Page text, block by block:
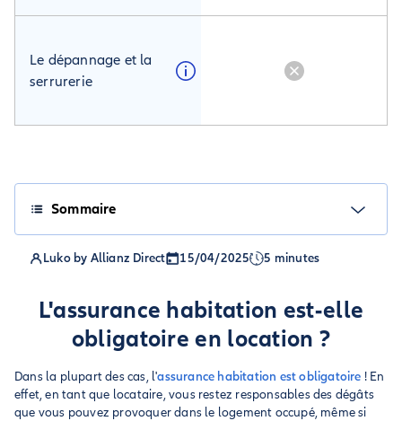
Le dépannage et la
serrurerie
Sommaire
Luko by Allianz Direct 15/04/2025 5 minutes
L'assurance habitation est-elle
obligatoire en location ?
Dans la plupart des cas, l'assurance habitation est obligatoire ! En
effet, en tant que locataire, vous restez responsables des dégâts
que vous pouvez provoquer dans le logement occupé, même si